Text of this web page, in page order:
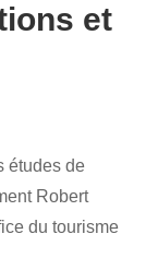
et
études de
Robert
du tourisme